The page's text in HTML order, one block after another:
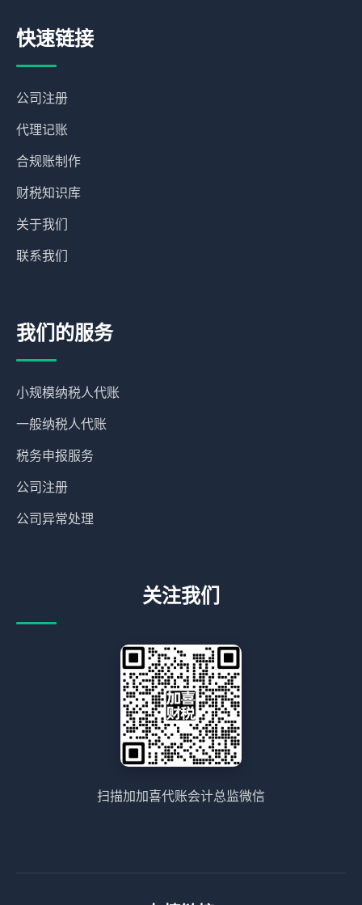
快速链接
公司注册
代理记账
合规账制作
财税知识库
关于我们
联系我们
我们的服务
小规模纳税人代账
一般纳税人代账
税务申报服务
公司注册
公司异常处理
关注我们
扫描加加喜代账会计总监微信